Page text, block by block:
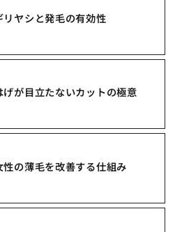
ヤシと発毛の有効性
が目立たないカットの極意
の薄毛を改善する仕組み